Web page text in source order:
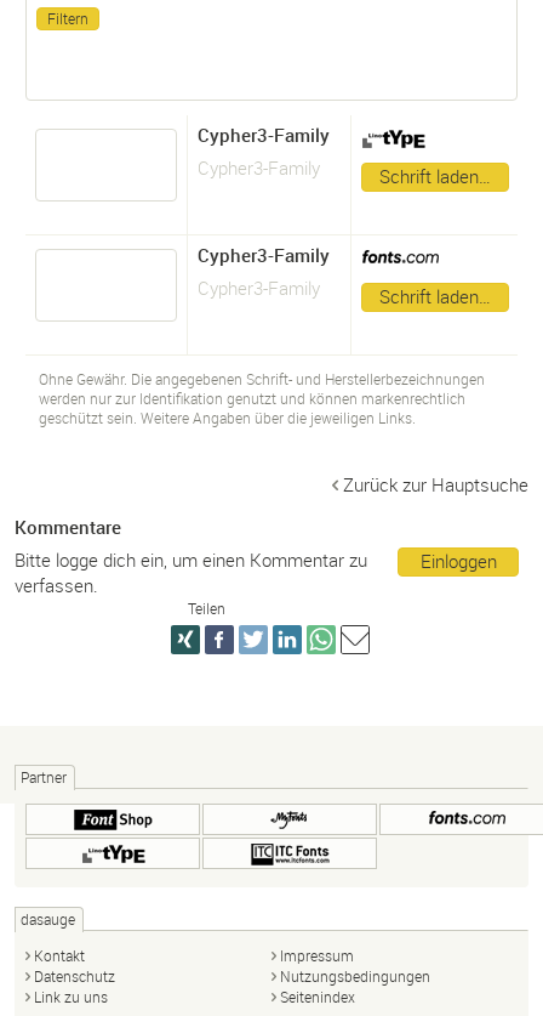
Cypher3-Family
Cypher3-Family
Schrift laden…
Cypher3-Family
Cypher3-Family
Schrift laden…
Ohne Gewähr. Die angegebenen Schrift- und Herstellerbezeichnungen
werden nur zur Identifikation genutzt und können markenrechtlich
geschützt sein. Weitere Angaben über die jeweiligen Links.
Zurück zur Hauptsuche
Kommentare
Einloggen
Bitte logge dich ein, um einen Kommentar zu
verfassen.
Teilen
Partner
dasauge
Kontakt
Impressum
Datenschutz
Nutzungsbedingungen
Link zu uns
Seitenindex